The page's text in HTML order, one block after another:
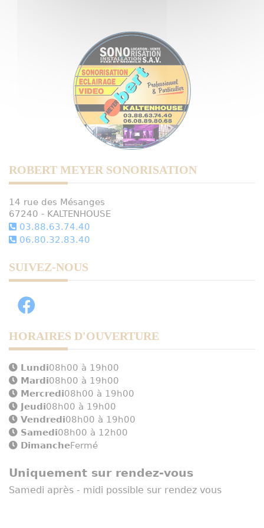
ROBERT MEYER SONORISATION
14 rue des Mésanges
67240 - KALTENHOUSE
03.88.63.74.40
06.80.32.83.40
SUIVEZ-NOUS
HORAIRES D'OUVERTURE
Lundi08h00 à 19h00
Mardi08h00 à 19h00
Mercredi08h00 à 19h00
Jeudi08h00 à 19h00
Vendredi08h00 à 19h00
Samedi08h00 à 12h00
DimancheFermé
Uniquement sur rendez-vous
Samedi après - midi possible sur rendez vous